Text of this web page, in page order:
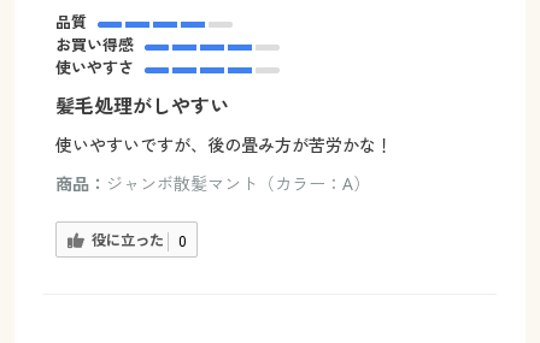
品質
お買い得感
使いやすさ
髪毛処理がしやすい
使いやすいですが、後の畳み方が苦労かな！
商品： ジャンボ散髪マント（カラー：A）
役に立った 0